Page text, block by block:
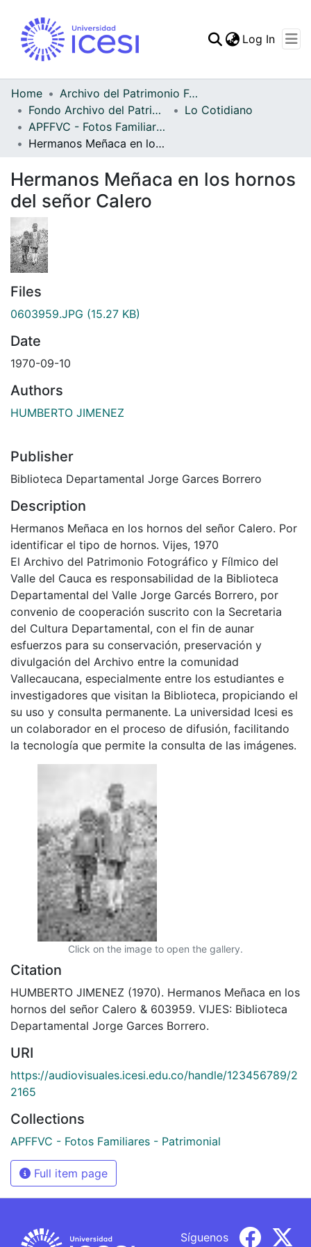
Statistics
Log In
Home
Archivo del Patrimonio Fotográfico y Fílmico del Valle del Cauca
Fondo Archivo del Patrimonio Fotográfico y Fílmico del Valle del Cauca
Lo Cotidiano
APFFVC - Fotos Familiares - Patrimonial
Hermanos Meñaca en los hornos del señor Calero
Hermanos Meñaca en los hornos
del señor Calero
Files
0603959.JPG (15.27 KB)
Date
1970-09-10
Authors
HUMBERTO JIMENEZ
Publisher
Biblioteca Departamental Jorge Garces Borrero
Description
Hermanos Meñaca en los hornos del señor Calero. Por
identificar el tipo de hornos. Vijes, 1970
El Archivo del Patrimonio Fotográfico y Fílmico del
Valle del Cauca es responsabilidad de la Biblioteca
Departamental del Valle Jorge Garcés Borrero, por
convenio de cooperación suscrito con la Secretaria
del Cultura Departamental, con el fin de aunar
esfuerzos para su conservación, preservación y
divulgación del Archivo entre la comunidad
Vallecaucana, especialmente entre los estudiantes e
investigadores que visitan la Biblioteca, propiciando el
su uso y consulta permanente. La universidad Icesi es
un colaborador en el proceso de difusión, facilitando
la tecnología que permite la consulta de las imágenes.
Click on the image to open the gallery.
Citation
HUMBERTO JIMENEZ (1970). Hermanos Meñaca en los
hornos del señor Calero & 603959. VIJES: Biblioteca
Departamental Jorge Garces Borrero.
URI
https://audiovisuales.icesi.edu.co/handle/123456789/2
2165
Collections
APFFVC - Fotos Familiares - Patrimonial
Full item page
Síguenos